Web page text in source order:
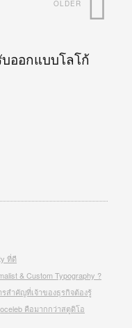
OLDER
ออกแบบโลโก้
ที่ดี
& Custom Typography ?
สำคัญที่เจ้าของธุรกิจต้องรู้
คือมากกว่าสตูดิโอ